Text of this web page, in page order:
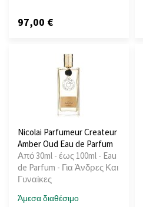
97,00 €
Nicolai Parfumeur Createur
Amber Oud Eau de Parfum
Από 30ml - έως 100ml - Eau
de Parfum - Για Άνδρες Και
Γυναίκες
Άμεσα διαθέσιμο